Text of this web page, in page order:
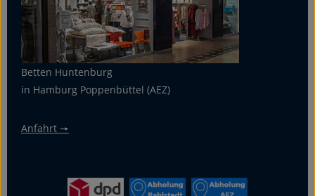
Betten Huntenburg
in Hamburg Poppenbüttel (AEZ)
Anfahrt 🠖